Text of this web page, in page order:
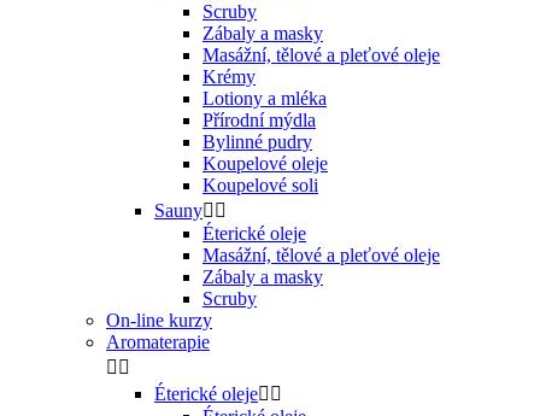
Scruby
Zábaly a masky
Masážní, tělové a pleťové oleje
Krémy
Lotiony a mléka
Přírodní mýdla
Bylinné pudry
Koupelové oleje
Koupelové soli
Sauny 
Éterické oleje
Masážní, tělové a pleťové oleje
Zábaly a masky
Scruby
On-line kurzy
Aromaterapie
 
Éterické oleje 